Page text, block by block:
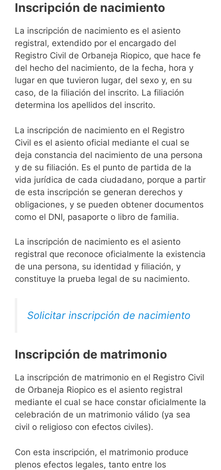
Inscripción de nacimiento
La inscripción de nacimiento es el asiento
registral, extendido por el encargado del
Registro Civil de Orbaneja Riopico, que hace fe
del hecho del nacimiento, de la fecha, hora y
lugar en que tuvieron lugar, del sexo y, en su
caso, de la filiación del inscrito. La filiación
determina los apellidos del inscrito.
La inscripción de nacimiento en el Registro
Civil es el asiento oficial mediante el cual se
deja constancia del nacimiento de una persona
y de su filiación. Es el punto de partida de la
vida jurídica de cada ciudadano, porque a partir
de esta inscripción se generan derechos y
obligaciones, y se pueden obtener documentos
como el DNI, pasaporte o libro de familia.
La inscripción de nacimiento es el asiento
registral que reconoce oficialmente la existencia
de una persona, su identidad y filiación, y
constituye la prueba legal de su nacimiento.
Solicitar inscripción de nacimiento
Inscripción de matrimonio
La inscripción de matrimonio en el Registro Civil
de Orbaneja Riopico es el asiento registral
mediante el cual se hace constar oficialmente la
celebración de un matrimonio válido (ya sea
civil o religioso con efectos civiles).
Con esta inscripción, el matrimonio produce
plenos efectos legales, tanto entre los